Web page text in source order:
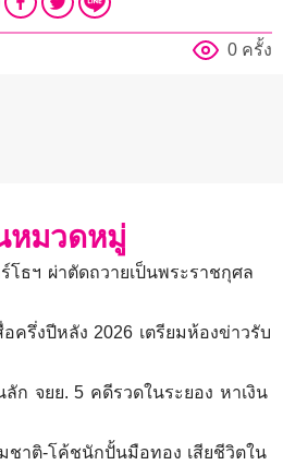
0 ครั้ง
หมวดหมู่
โธฯ ผ่าตัดถวายเป็นพระราชกุศล
ครึ่งปีหลัง 2026 เตรียมห้องข่าวรับ
ลัก จยย. 5 คดีรวดในระยอง หาเงิน
ชาติ-โค้ชนักปั้นมือทอง เสียชีวิตใน